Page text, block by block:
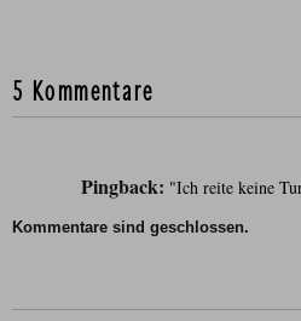
5 Kommentare
Pingback: "Ich reite keine
Kommentare sind geschlossen.